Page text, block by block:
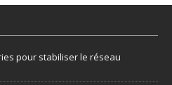
pour stabiliser le réseau